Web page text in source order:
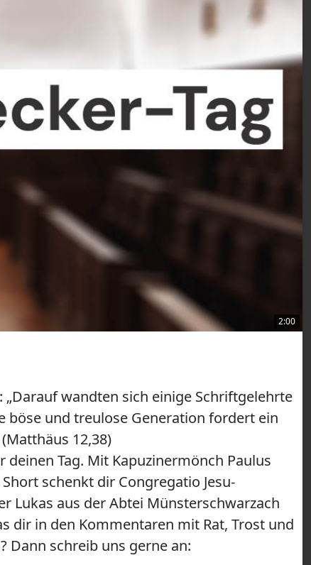
2:00
„Darauf wandten sich einige Schriftgelehrte
böse und treulose Generation fordert ein
12,38)
Tag. Mit Kapuzinermönch Paulus
schenkt dir Congregatio Jesu-
Lukas aus der Abtei Münsterschwarzach
dir in den Kommentaren mit Rat, Trost und
Dann schreib uns gerne an: